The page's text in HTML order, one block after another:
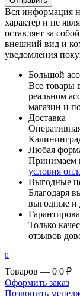
Вся информация
характер и не
оставляет за
внешний вид и
уведомления
Большой
Все товары
реальном
магазин и
Доставка
Любая
Принимаем
условия
Выгодные
Благодаря
выгодные и
Только
отзывов
0
Товаров — 0 0 ₽
Оформить заказ
Позвонить